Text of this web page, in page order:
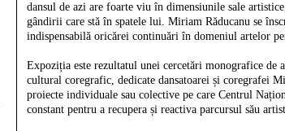
dansul de azi are foarte viu în dimensiunile sale
gândirii care stă în spatele lui. Miriam Răducanu se
indispensabilă oricărei continuări în domeniul artelor
Expoziția este rezultatul unei cercetări monografice
cultural coregrafic, dedicate dansatoarei și coregrafei
proiecte individuale sau colective pe care Centrul
constant pentru a recupera și reactiva parcursul său